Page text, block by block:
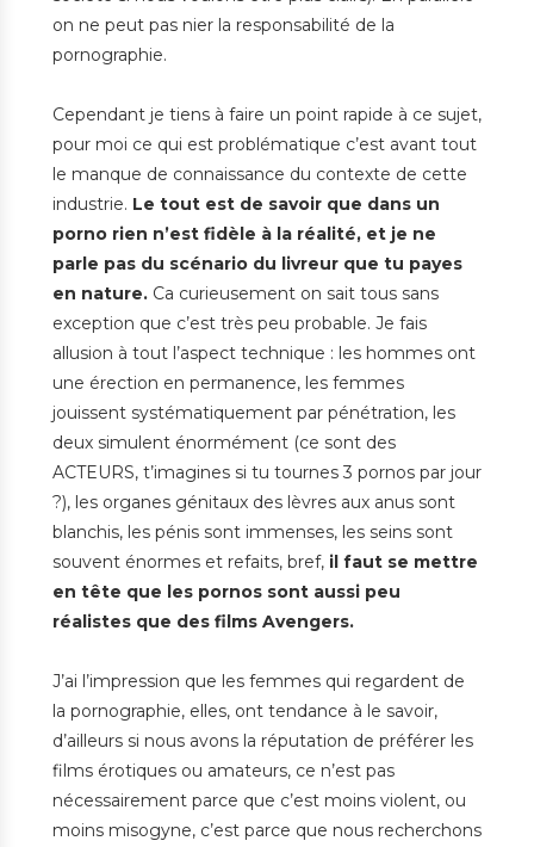
on ne peut pas nier la responsabilité de la
pornographie.
Cependant je tiens à faire un point rapide à ce sujet,
pour moi ce qui est problématique c’est avant tout
le manque de connaissance du contexte de cette
industrie. Le tout est de savoir que dans un
porno rien n’est fidèle à la réalité, et je ne
parle pas du scénario du livreur que tu payes
en nature. Ca curieusement on sait tous sans
exception que c’est très peu probable. Je fais
allusion à tout l’aspect technique : les hommes ont
une érection en permanence, les femmes
jouissent systématiquement par pénétration, les
deux simulent énormément (ce sont des
ACTEURS, t’imagines si tu tournes 3 pornos par jour
?), les organes génitaux des lèvres aux anus sont
blanchis, les pénis sont immenses, les seins sont
souvent énormes et refaits, bref, il faut se mettre
en tête que les pornos sont aussi peu
réalistes que des films Avengers.
J’ai l’impression que les femmes qui regardent de
la pornographie, elles, ont tendance à le savoir,
d’ailleurs si nous avons la réputation de préférer les
films érotiques ou amateurs, ce n’est pas
nécessairement parce que c’est moins violent, ou
moins misogyne, c’est parce que nous recherchons